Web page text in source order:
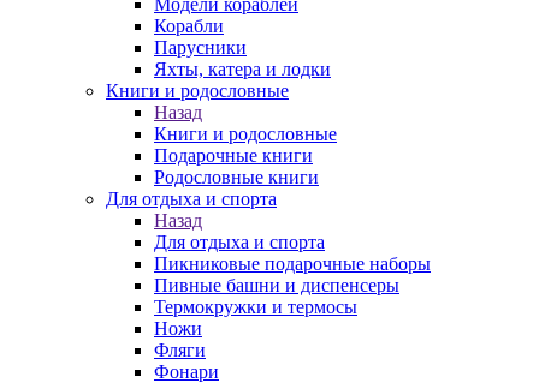
Модели кораблей
Корабли
Парусники
Яхты, катера и лодки
Книги и родословные
Назад
Книги и родословные
Подарочные книги
Родословные книги
Для отдыха и спорта
Назад
Для отдыха и спорта
Пикниковые подарочные наборы
Пивные башни и диспенсеры
Термокружки и термосы
Ножи
Фляги
Фонари